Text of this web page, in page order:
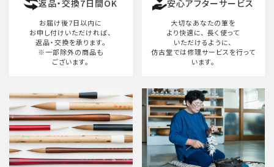
検索する
返品・交換7日間OK
お届け後7日以内に
お申し付けいただければ、
返品・交換を承ります。
※一部除外の商品も
ございます。
安心アフターサービス
大切なあなたの筆を
より快適に、 長く使って
いただけるように、
仿古堂では修理サービスを行って
います。